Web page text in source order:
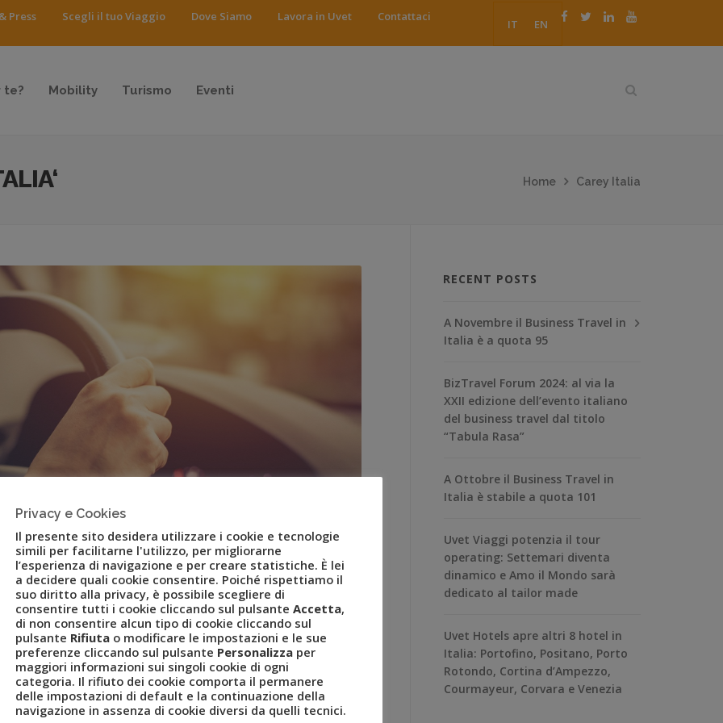
IT EN
Press Scegli il tuo Viaggio Dove Siamo Lavora in Uvet Contattaci
te? Mobility Turismo Eventi
Home Carey Italia
che unisce TKT e TripItaly
OVERALL,CAR POLICY,CAREY ITALIA,
RECENT POSTS
A Novembre il Business Travel in
Italia è a quota 95
BizTravel Forum 2024: al via la
XXII edizione dell’evento italiano
del business travel dal titolo
“Tabula Rasa”
A Ottobre il Business Travel in
Italia è stabile a quota 101
Uvet Viaggi potenzia il tour
operating: Settemari diventa
dinamico e Amo il Mondo sarà
dedicato al tailor made
Uvet Hotels apre altri 8 hotel in
Italia: Portofino, Positano, Porto
Rotondo, Cortina d’Ampezzo,
Courmayeur, Corvara e Venezia
Privacy e Cookies
Il presente sito desidera utilizzare i cookie e tecnologie
simili per facilitarne l'utilizzo, per migliorarne
l’esperienza di navigazione e per creare statistiche. È lei
a decidere quali cookie consentire. Poiché rispettiamo il
suo diritto alla privacy, è possibile scegliere di
consentire tutti i cookie cliccando sul pulsante Accetta,
di non consentire alcun tipo di cookie cliccando sul
pulsante Rifiuta o modificare le impostazioni e le sue
preferenze cliccando sul pulsante Personalizza per
maggiori informazioni sui singoli cookie di ogni
categoria. Il rifiuto dei cookie comporta il permanere
delle impostazioni di default e la continuazione della
navigazione in assenza di cookie diversi da quelli tecnici.